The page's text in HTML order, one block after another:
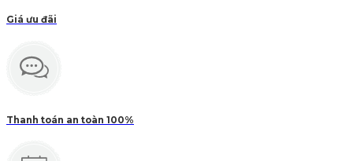
Giá ưu đãi
Thanh toán an toàn 100%